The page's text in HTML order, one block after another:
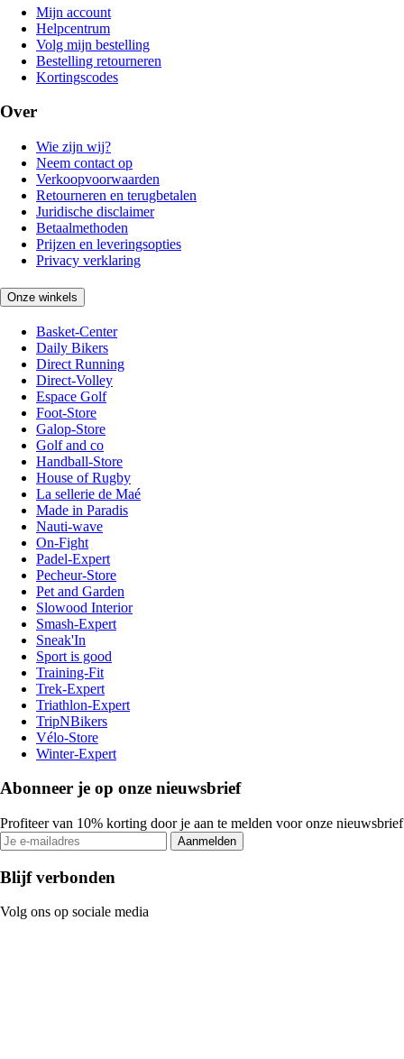
Mijn account
Helpcentrum
Volg mijn bestelling
Bestelling retourneren
Kortingscodes
Over
Wie zijn wij?
Neem contact op
Verkoopvoorwaarden
Retourneren en terugbetalen
Juridische disclaimer
Betaalmethoden
Prijzen en leveringsopties
Privacy verklaring
Onze winkels
Basket-Center
Daily Bikers
Direct Running
Direct-Volley
Espace Golf
Foot-Store
Galop-Store
Golf and co
Handball-Store
House of Rugby
La sellerie de Maé
Made in Paradis
Nauti-wave
On-Fight
Padel-Expert
Pecheur-Store
Pet and Garden
Slowood Interior
Smash-Expert
Sneak'In
Sport is good
Training-Fit
Trek-Expert
Triathlon-Expert
TripNBikers
Vélo-Store
Winter-Expert
Abonneer je op onze nieuwsbrief
Profiteer van 10% korting door je aan te melden voor onze nieuwsbrief
Aanmelden
Blijf verbonden
Volg ons op sociale media